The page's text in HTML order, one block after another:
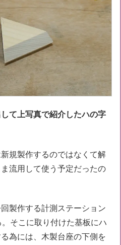
て上写真で紹介したハの字
規製作するのではなくて解
流用して使う予定だったの
製作する計測ステーション
そこに取り付けた基板にハ
為には、木製台座の下側を